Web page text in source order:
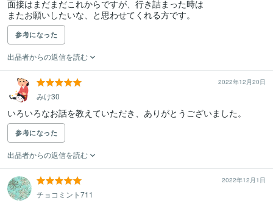
面接はまだまだこれからですが、行き詰まった時は
参考になった
出品者からの返信を読む
2022年12月20日
みけ30
いろいろなお話を教えていただき、ありがとうございました。
参考になった
出品者からの返信を読む
2022年12月1日
チョコミント711